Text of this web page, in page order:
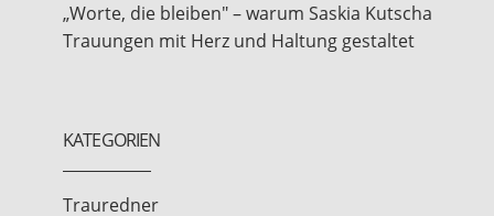
„Worte, die bleiben" – warum Saskia Kutscha
Trauungen mit Herz und Haltung gestaltet
KATEGORIEN
Trauredner